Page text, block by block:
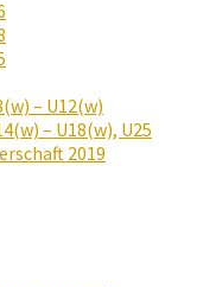
– U12(w)
– U18(w), U25
2019